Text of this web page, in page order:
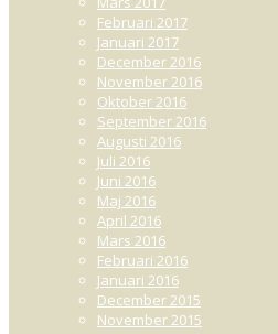
Februari 2017
Januari 2017
December 2016
November 2016
Oktober 2016
September 2016
Augusti 2016
Juli 2016
Juni 2016
Maj 2016
April 2016
Mars 2016
Februari 2016
Januari 2016
December 2015
November 2015